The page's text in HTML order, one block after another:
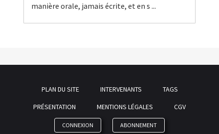
manière orale, jamais écrite, et en s ...
PLAN DU SITE INTERVENANTS
TAGS
PRÉSENTATION
MENTIONS LÉGALES CGV
CONNEXION ABONNEMENT